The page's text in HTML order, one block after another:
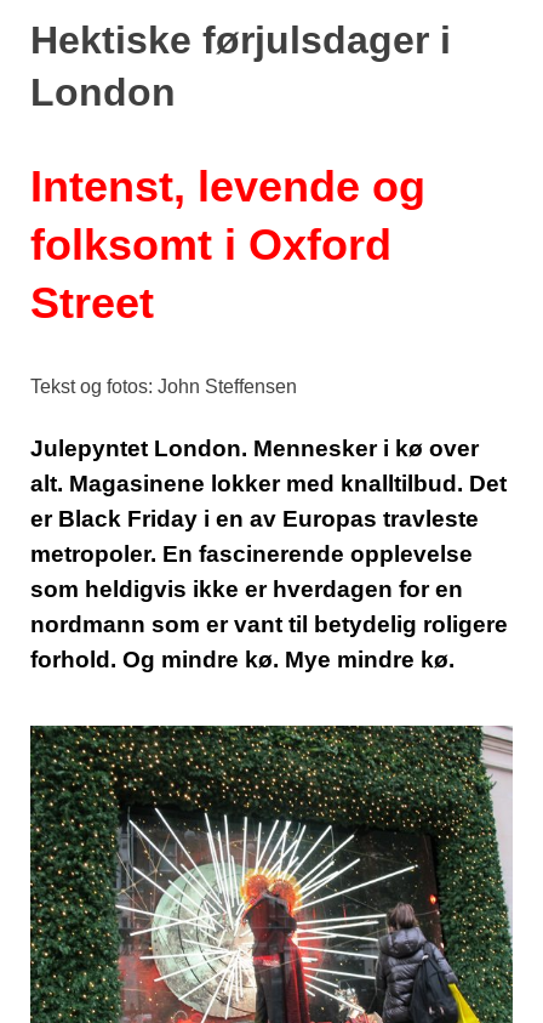
Hektiske førjulsdager i
London
Intenst, levende og
folksomt i Oxford
Street
Tekst og fotos: John Steffensen
Julepyntet London. Mennesker i kø over
alt. Magasinene lokker med knalltilbud. Det
er Black Friday i en av Europas travleste
metropoler. En fascinerende opplevelse
som heldigvis ikke er hverdagen for en
nordmann som er vant til betydelig roligere
forhold. Og mindre kø. Mye mindre kø.